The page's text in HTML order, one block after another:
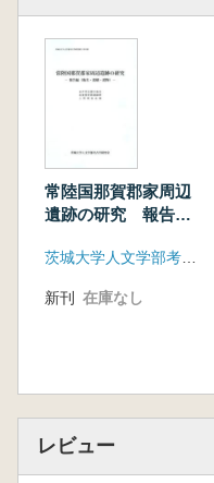
常陸国那賀郡家周辺
遺跡の研究 報告編
茨城大学人文学部考古学研究室
新刊 在庫なし
レビュー